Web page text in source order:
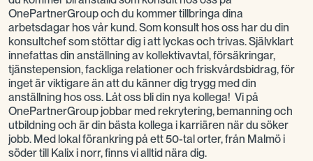
OnePartnerGroup och du kommer tillbringa dina
arbetsdagar hos vår kund. Som konsult hos oss har du din
konsultchef som stöttar dig i att lyckas och trivas. Självklart
innefattas din anställning av kollektivavtal, försäkringar,
tjänstepension, fackliga relationer och friskvårdsbidrag, för
inget är viktigare än att du känner dig trygg med din
anställning hos oss. Låt oss bli din nya kollega! Vi på
OnePartnerGroup jobbar med rekrytering, bemanning och
utbildning och är din bästa kollega i karriären när du söker
jobb. Med lokal förankring på ett 50-tal orter, från Malmö i
söder till Kalix i norr, finns vi alltid nära dig.